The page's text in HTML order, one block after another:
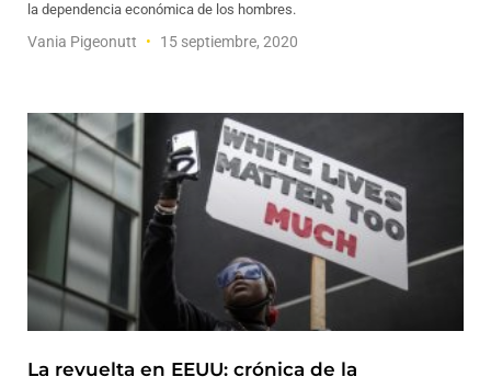
la dependencia económica de los hombres.
Vania Pigeonutt 15 septiembre, 2020
La revuelta en EEUU: crónica de la